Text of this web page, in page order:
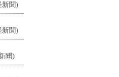
新聞)
新聞)
聞)